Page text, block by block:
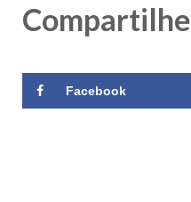
Compartilhe
Facebook